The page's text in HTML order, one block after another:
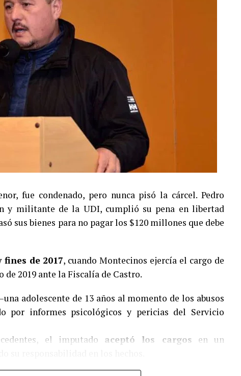
fue condenado, pero nunca pisó la cárcel. Pedro
y militante de la UDI, cumplió su pena en libertad
sus bienes para no pagar los $120 millones que debe
fines de 2017, cuando Montecinos ejercía el cargo de
de 2019 ante la Fiscalía de Castro.
adolescente de 13 años al momento de los abusos
por informes psicológicos y pericias del Servicio
el imputado aceptó los cargos en un